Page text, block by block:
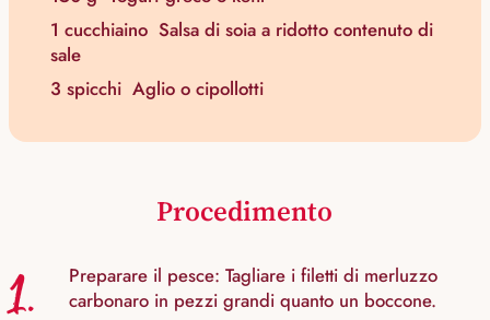
1 cucchiaino Salsa di soia a ridotto contenuto di
sale
3 spicchi Aglio o cipollotti
Procedimento
1.
Preparare il pesce: Tagliare i filetti di merluzzo
carbonaro in pezzi grandi quanto un boccone.